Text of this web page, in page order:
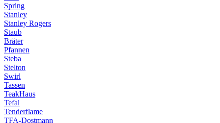
Spring
Stanley
Stanley Rogers
Staub
Bräter
Pfannen
Steba
Stelton
Swirl
Tassen
TeakHaus
Tefal
Tenderflame
TFA-Dostmann